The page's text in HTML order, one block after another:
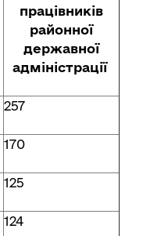
працівників
районної
державної
адміністрації
257
170
125
124